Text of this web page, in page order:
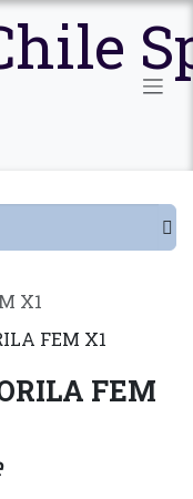
X1
FEM